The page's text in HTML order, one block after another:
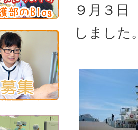
９月３
しました